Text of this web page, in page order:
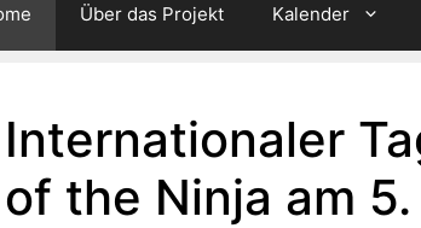
Über das Projekt Kalender
Internationaler
of the Ninja am